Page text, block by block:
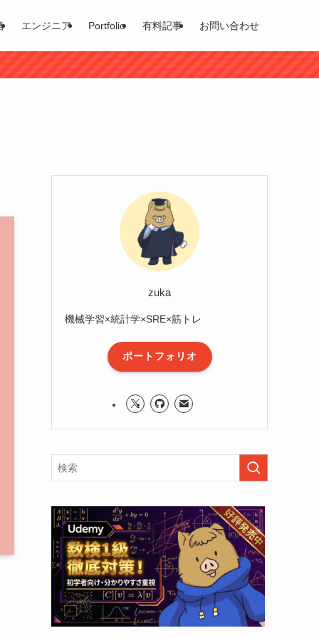
エンジニア Portfolio 有料記事 お問い合わせ
zuka
機械学習×統計学×SRE×筋トレ
ポートフォリオ